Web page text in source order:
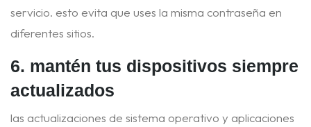
servicio. esto evita que uses la misma contraseña en
diferentes sitios.
6. mantén tus dispositivos siempre
actualizados
las actualizaciones de sistema operativo y aplicaciones